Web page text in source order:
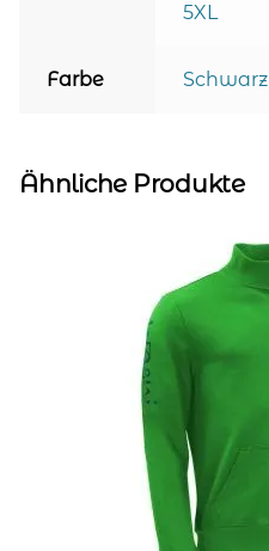
5XL
Farbe Schwarz
Ähnliche Produkte